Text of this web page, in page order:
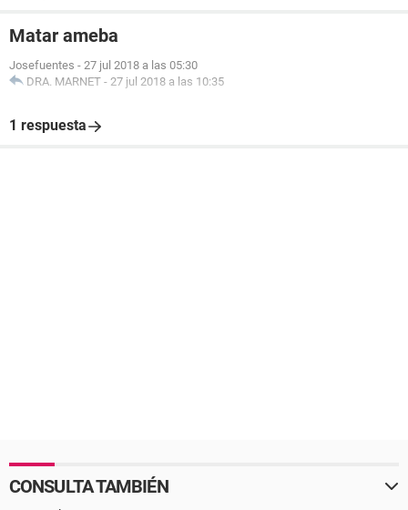
Matar ameba
Josefuentes - 27 jul 2018 a las 05:30
DRA. MARNET - 27 jul 2018 a las 10:35
1 respuesta
CONSULTA TAMBIÉN